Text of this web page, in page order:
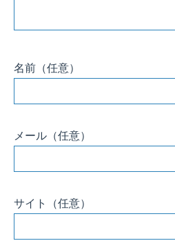
名前 （任意）
メール （任意）
サイト （任意）